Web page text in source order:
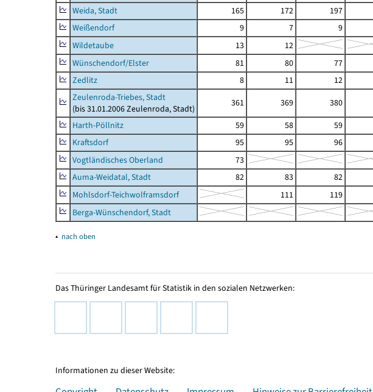
Weida, Stadt
165 172 197
Weißendorf
9 7 9
Wildetaube
13
12
Wünschendorf/Elster
81 80 77
Zedlitz
8 11 12
Zeulenroda-Triebes, Stadt
(bis 31.01.2006 Zeulenroda, Stadt)
361 369 380
Harth-Pöllnitz
59 58 59
Kraftsdorf
95 95 96
Vogtländisches Oberland
73
Auma-Weidatal, Stadt
82 83 82
Mohlsdorf-Teichwolframsdorf
111 119
Berga-Wünschendorf, Stadt
▴ nach oben
Das Thüringer Landesamt für Statistik in den sozialen Netzwerken:
Informationen zu dieser Website: